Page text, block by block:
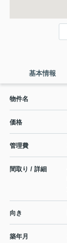
基本情報
物件名
価格
管理費
間取り / 詳細
向き
築年月